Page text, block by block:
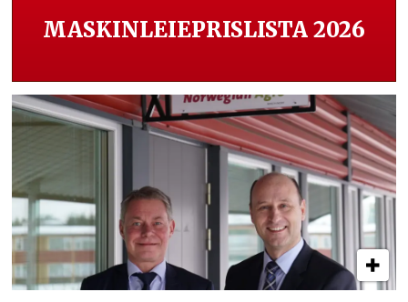
MASKINLEIEPRISLISTA 2026